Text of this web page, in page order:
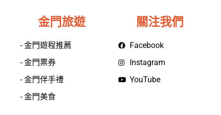
金門旅遊
- 金門遊程推薦
- 金門票券
- 金門伴手禮
- 金門美食
關注我們
Facebook
Instagram
YouTube